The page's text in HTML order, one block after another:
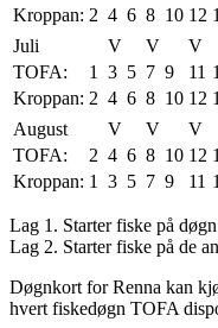
Kroppan: 2 4 6 8 10 12
Juli
V V V
TOFA:
1 3 5 7 9 11
Kroppan: 2 4 6 8 10 12
August
V V V
TOFA:
2 4 6 8 10 12
Kroppan: 1 3 5 7 9 11
Lag 1. Starter fiske på
Lag 2. Starter fiske på de
Døgnkort for Renna kan
hvert fiskedøgn TOFA